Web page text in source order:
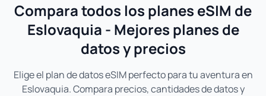
Compara todos los planes eSIM de
Eslovaquia - Mejores planes de
datos y precios
Elige el plan de datos eSIM perfecto para tu aventura en
Eslovaquia. Compara precios, cantidades de datos y